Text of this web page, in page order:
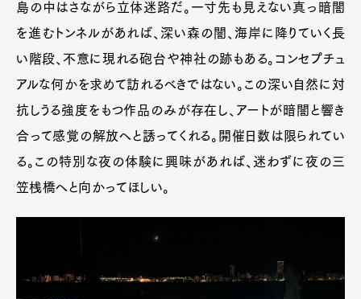
島の中はさながら立体迷路だ。一寸先も見えない真っ暗闇
を進むトンネルがあれば、深い森の闇、海岸に降りていく長
い階段、不意に現れる砲台や神社の跡もある。コンセプチュ
アルな何かを求めて訪れるべきではない。この深い自然に対
抗しうる強度をもつ作品のみが存在し、アートが暗闇と響き
合って感覚の解放へと誘ってくれる。開催日数は限られてい
る。この特別な夜の体験に興味があれば、迷わずに夜の三
笠桟橋へと向かってほしい。